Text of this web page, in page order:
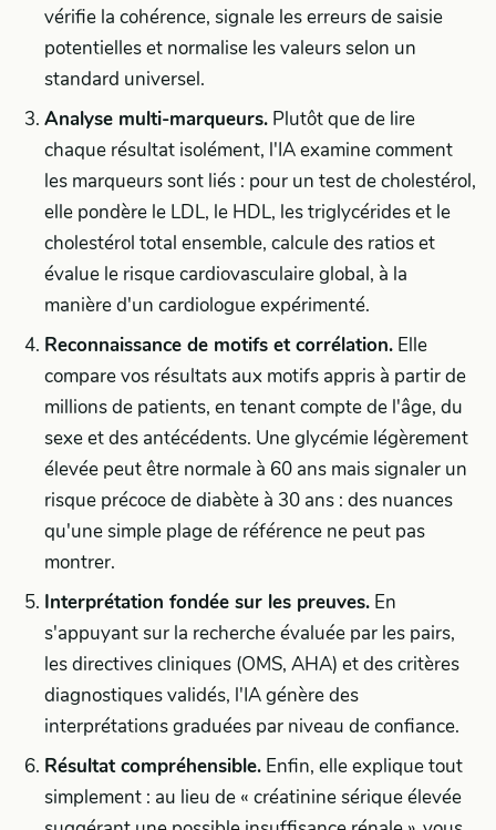
vérifie la cohérence, signale les erreurs de saisie
potentielles et normalise les valeurs selon un
standard universel.
Analyse multi-marqueurs. Plutôt que de lire
chaque résultat isolément, l'IA examine comment
les marqueurs sont liés : pour un test de cholestérol,
elle pondère le LDL, le HDL, les triglycérides et le
cholestérol total ensemble, calcule des ratios et
évalue le risque cardiovasculaire global, à la
manière d'un cardiologue expérimenté.
Reconnaissance de motifs et corrélation. Elle
compare vos résultats aux motifs appris à partir de
millions de patients, en tenant compte de l'âge, du
sexe et des antécédents. Une glycémie légèrement
élevée peut être normale à 60 ans mais signaler un
risque précoce de diabète à 30 ans : des nuances
qu'une simple plage de référence ne peut pas
montrer.
Interprétation fondée sur les preuves. En
s'appuyant sur la recherche évaluée par les pairs,
les directives cliniques (OMS, AHA) et des critères
diagnostiques validés, l'IA génère des
interprétations graduées par niveau de confiance.
Résultat compréhensible. Enfin, elle explique tout
simplement : au lieu de « créatinine sérique élevée